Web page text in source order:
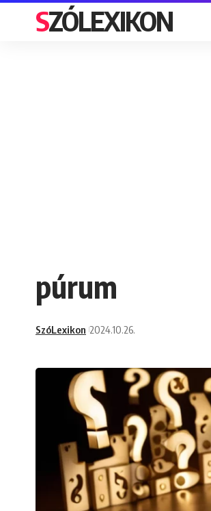
SZÓLEXIKON
púrum
SzóLexikon 2024.10.26.